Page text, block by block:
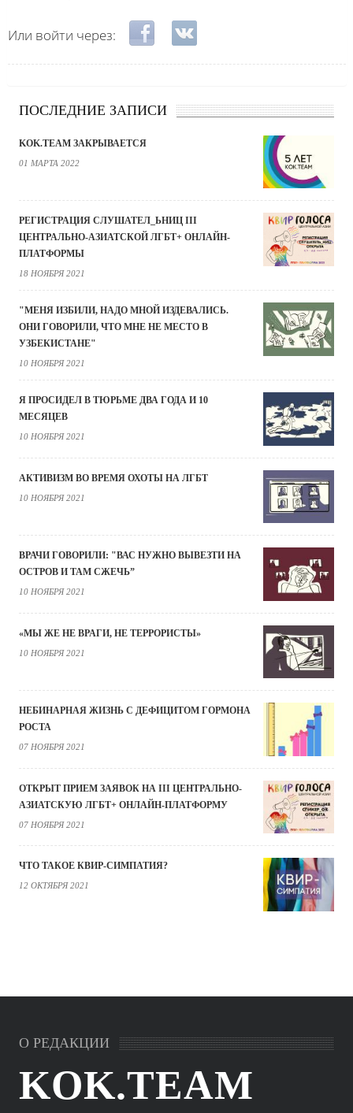
Или войти через: Login with Facebook
Login with ВКонтакте
ПОСЛЕДНИЕ ЗАПИСИ
KOK.TEAM ЗАКРЫВАЕТСЯ
01 МАРТА 2022
РЕГИСТРАЦИЯ СЛУШАТЕЛ_ЬНИЦ III
ЦЕНТРАЛЬНО-АЗИАТСКОЙ ЛГБТ+ ОНЛАЙН-
ПЛАТФОРМЫ
18 НОЯБРЯ 2021
"МЕНЯ ИЗБИЛИ, НАДО МНОЙ ИЗДЕВАЛИСЬ.
ОНИ ГОВОРИЛИ, ЧТО МНЕ НЕ МЕСТО В
УЗБЕКИСТАНЕ"
10 НОЯБРЯ 2021
Я ПРОСИДЕЛ В ТЮРЬМЕ ДВА ГОДА И 10
МЕСЯЦЕВ
10 НОЯБРЯ 2021
АКТИВИЗМ ВО ВРЕМЯ ОХОТЫ НА ЛГБТ
10 НОЯБРЯ 2021
ВРАЧИ ГОВОРИЛИ: "ВАС НУЖНО ВЫВЕЗТИ НА
ОСТРОВ И ТАМ СЖЕЧЬ”
10 НОЯБРЯ 2021
«МЫ ЖЕ НЕ ВРАГИ, НЕ ТЕРРОРИСТЫ»
10 НОЯБРЯ 2021
НЕБИНАРНАЯ ЖИЗНЬ С ДЕФИЦИТОМ ГОРМОНА
РОСТА
07 НОЯБРЯ 2021
ОТКРЫТ ПРИЕМ ЗАЯВОК НА III ЦЕНТРАЛЬНО-
АЗИАТСКУЮ ЛГБТ+ ОНЛАЙН-ПЛАТФОРМУ
07 НОЯБРЯ 2021
ЧТО ТАКОЕ КВИР-СИМПАТИЯ?
12 ОКТЯБРЯ 2021
О РЕДАКЦИИ
KOK.TEAM